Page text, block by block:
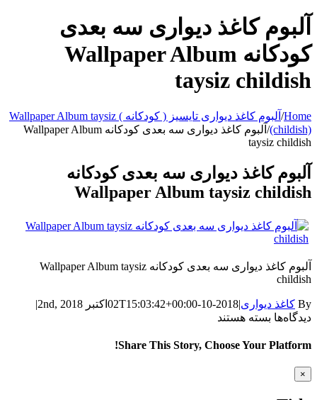
آلبوم کاغذ دیواری سه بعدی
کودکانه Wallpaper Album
taysiz childish
Home
/
آلبوم کاغذ دیواری تایسیز ( کودکانه ) Wallpaper Album taysiz
(childish)
/
آلبوم کاغذ دیواری سه بعدی کودکانه Wallpaper Album
taysiz childish
آلبوم کاغذ دیواری سه بعدی کودکانه
Wallpaper Album taysiz childish
آلبوم کاغذ دیواری سه بعدی کودکانه Wallpaper Album taysiz
childish
By کاغذ دیواری|
2018-10-02T15:03:42+00:00 اکتبر 2nd, 2018
|
دیدگاه‌ها برای
کاغذ
بسته هستند
Share This Story, Choose Your Platform!
Facebook
Twitter
Reddit
LinkedIn
WhatsApp
Telegram
Tumblr
Pinterest
Vk
Xing
Email
Close
product
×